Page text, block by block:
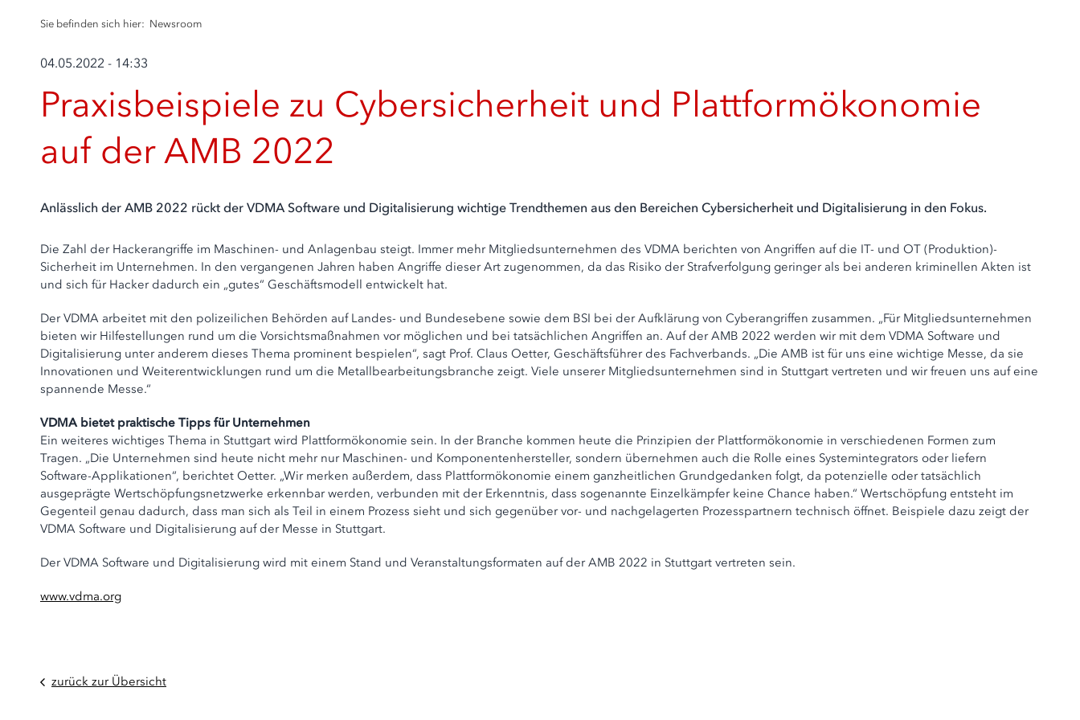
Sie befinden sich hier: Newsroom
04.05.2022 - 14:33
Praxisbeispiele zu Cybersicherheit und Plattformökonomie
auf der AMB 2022
Anlässlich der AMB 2022 rückt der VDMA Software und Digitalisierung wichtige Trendthemen aus den Bereichen Cybersicherheit und Digitalisierung in den Fokus.
Die Zahl der Hackerangriffe im Maschinen- und Anlagenbau steigt. Immer mehr Mitgliedsunternehmen des VDMA berichten von Angriffen auf die IT- und OT (Produktion)-
Sicherheit im Unternehmen. In den vergangenen Jahren haben Angriffe dieser Art zugenommen, da das Risiko der Strafverfolgung geringer als bei anderen kriminellen Akten ist
und sich für Hacker dadurch ein „gutes“ Geschäftsmodell entwickelt hat.
Der VDMA arbeitet mit den polizeilichen Behörden auf Landes- und Bundesebene sowie dem BSI bei der Aufklärung von Cyberangriffen zusammen. „Für Mitgliedsunternehmen
bieten wir Hilfestellungen rund um die Vorsichtsmaßnahmen vor möglichen und bei tatsächlichen Angriffen an. Auf der AMB 2022 werden wir mit dem VDMA Software und
Digitalisierung unter anderem dieses Thema prominent bespielen“, sagt Prof. Claus Oetter, Geschäftsführer des Fachverbands. „Die AMB ist für uns eine wichtige Messe, da sie
Innovationen und Weiterentwicklungen rund um die Metallbearbeitungsbranche zeigt. Viele unserer Mitgliedsunternehmen sind in Stuttgart vertreten und wir freuen uns auf eine
spannende Messe.“
VDMA bietet praktische Tipps für Unternehmen
Ein weiteres wichtiges Thema in Stuttgart wird Plattformökonomie sein. In der Branche kommen heute die Prinzipien der Plattformökonomie in verschiedenen Formen zum
Tragen. „Die Unternehmen sind heute nicht mehr nur Maschinen- und Komponentenhersteller, sondern übernehmen auch die Rolle eines Systemintegrators oder liefern
Software-Applikationen“, berichtet Oetter. „Wir merken außerdem, dass Plattformökonomie einem ganzheitlichen Grundgedanken folgt, da potenzielle oder tatsächlich
ausgeprägte Wertschöpfungsnetzwerke erkennbar werden, verbunden mit der Erkenntnis, dass sogenannte Einzelkämpfer keine Chance haben.“ Wertschöpfung entsteht im
Gegenteil genau dadurch, dass man sich als Teil in einem Prozess sieht und sich gegenüber vor- und nachgelagerten Prozesspartnern technisch öffnet. Beispiele dazu zeigt der
VDMA Software und Digitalisierung auf der Messe in Stuttgart.
Der VDMA Software und Digitalisierung wird mit einem Stand und Veranstaltungsformaten auf der AMB 2022 in Stuttgart vertreten sein.
www.vdma.org
zurück zur Übersicht